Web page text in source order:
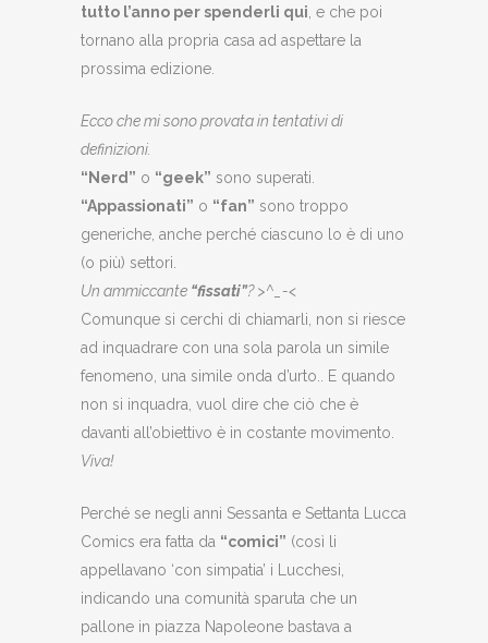
tutto l’anno per spenderli qui , e che poi
tornano alla propria casa ad aspettare la
prossima edizione.
Ecco che mi sono provata in tentativi di
definizioni.
“Nerd” o “geek” sono superati.
“Appassionati” o “fan” sono troppo
generiche, anche perché ciascuno lo è di uno
(o più) settori.
Un ammiccante “fissati”? >^_-<
Comunque si cerchi di chiamarli, non si riesce
ad inquadrare con una sola parola un simile
fenomeno, una simile onda d’urto.. E quando
non si inquadra, vuol dire che ciò che è
davanti all’obiettivo è in costante movimento.
Viva!
Perché se negli anni Sessanta e Settanta Lucca
Comics era fatta da “comici” (così li
appellavano ‘con simpatia’ i Lucchesi,
indicando una comunità sparuta che un
pallone in piazza Napoleone bastava a